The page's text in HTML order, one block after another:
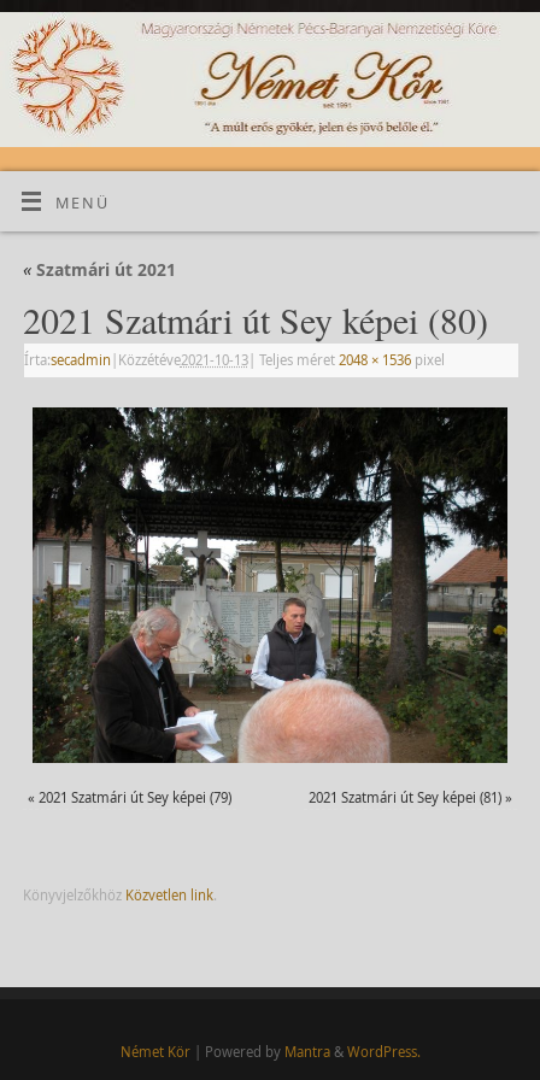
MENÜ
«Szatmári út 2021
2021 Szatmári út Sey képei (80)
Írta:secadmin | Közzétéve2021-10-13| Teljes méret 2048 × 1536pixel
« 2021 Szatmári út Sey képei (79) 2021 Szatmári út Sey képei (81) »
Könyvjelzőkhöz Közvetlen link.
Német Kör| Powered by Mantra& WordPress.